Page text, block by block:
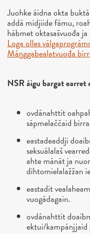
Juohke áidna okta
addá midjiide fámu,
hábmet oktasašvuođa
Loga olles
Máŋggabealatvuođa
NSR áigu bargat earret
ovdánahttit
sápmelaččaid
eastadeaddji
seksuálalaš
ahte mánát ja
dihtomielalažžan
eastadit
vuogádagain.
ovdánahttit
ektui/kampánjjaid